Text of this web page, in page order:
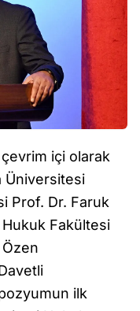
çevrim içi olarak
Üniversitesi
Prof. Dr. Faruk
Fakültesi
ilk